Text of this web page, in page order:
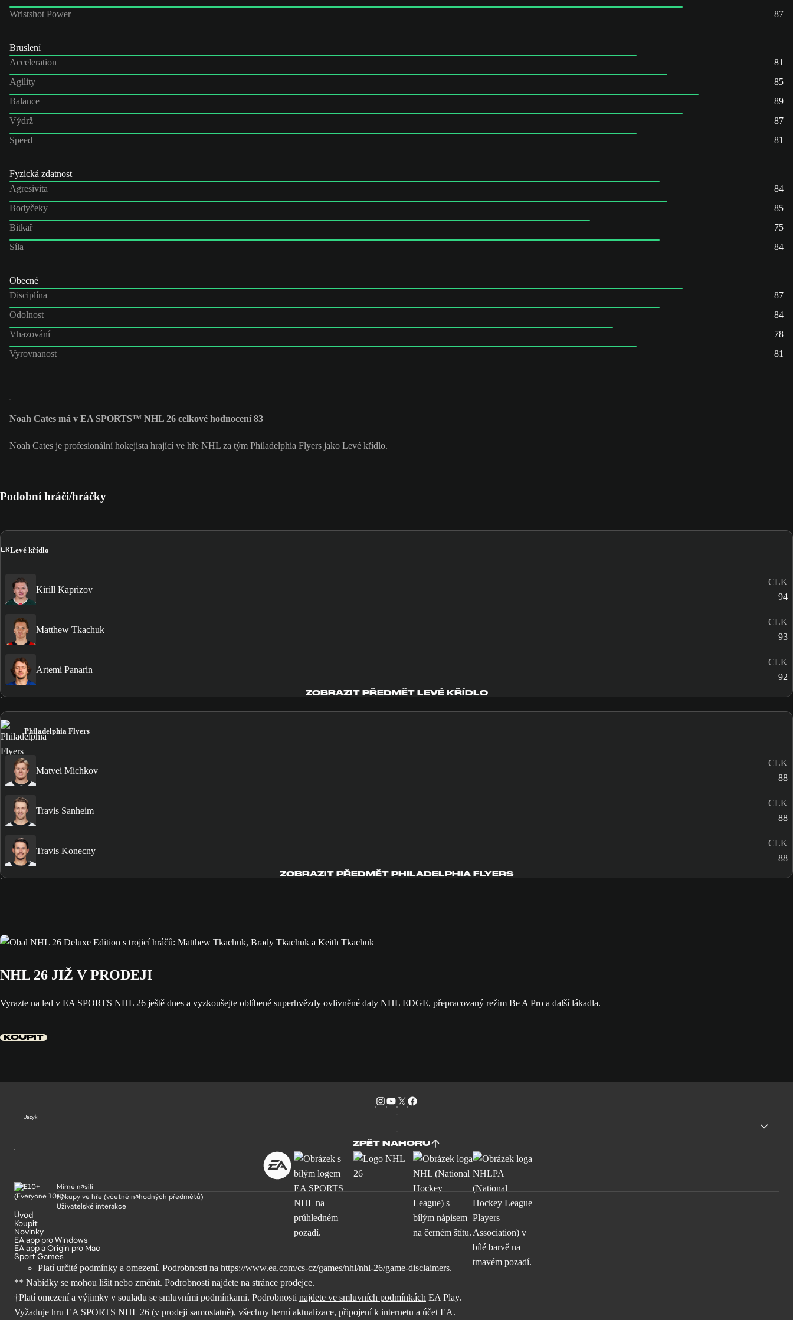
Wristshot Power
87
Bruslení
Acceleration
81
Agility
85
Balance
89
Výdrž
87
Speed
81
Fyzická zdatnost
Agresivita
84
Bodyčeky
85
Bitkař
75
Síla
84
Obecné
Disciplína
87
Odolnost
84
Vhazování
78
Vyrovnanost
81
Noah Cates má v EA SPORTS™ NHL 26 celkové hodnocení 83
Noah Cates je profesionální hokejista hrající ve hře NHL za tým Philadelphia Flyers jako Levé křídlo.
Podobní hráči/hráčky
LKLevé křídlo
Kirill Kaprizov
CLK
94
Matthew Tkachuk
CLK
93
Artemi Panarin
CLK
92
ZOBRAZIT PŘEDMĚT LEVÉ KŘÍDLO
Philadelphia Flyers
Matvei Michkov
CLK
88
Travis Sanheim
CLK
88
Travis Konecny
CLK
88
ZOBRAZIT PŘEDMĚT PHILADELPHIA FLYERS
NHL 26 JIŽ V PRODEJI
Vyrazte na led v EA SPORTS NHL 26 ještě dnes a vyzkoušejte oblíbené superhvězdy ovlivněné daty NHL EDGE, přepracovaný režim Be A Pro a další lákadla.
KOUPIT
Jazyk
ZPĚT NAHORU
Mírné násilí
Nákupy ve hře (včetně náhodných předmětů)
Uživatelské interakce
Úvod
Koupit
Novinky
EA app pro Windows
EA app a Origin pro Mac
Sport Games
Platí určité podmínky a omezení. Podrobnosti na https://www.ea.com/cs-cz/games/nhl/nhl-26/game-disclaimers.
** Nabídky se mohou lišit nebo změnit. Podrobnosti najdete na stránce prodejce.
†Platí omezení a výjimky v souladu se smluvními podmínkami. Podrobnosti najdete ve smluvních podmínkách EA Play.
Vyžaduje hru EA SPORTS NHL 26 (v prodeji samostatně), všechny herní aktualizace, připojení k internetu a účet EA.